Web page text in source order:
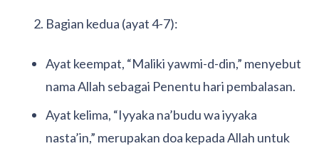
Bagian kedua (ayat 4-7):
Ayat keempat, “Maliki yawmi-d-din,” menyebut
nama Allah sebagai Penentu hari pembalasan.
Ayat kelima, “Iyyaka na’budu wa iyyaka
nasta’in,” merupakan doa kepada Allah untuk